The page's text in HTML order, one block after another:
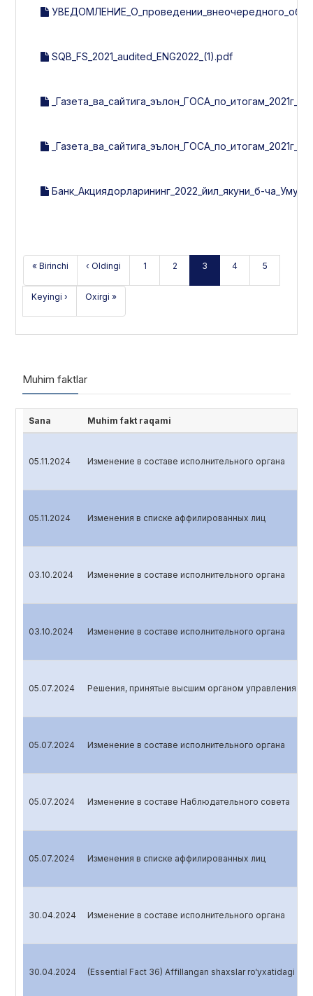
SQB_FS_2021_audited_ENG2022_(1).pdf
Банк_Акциядорларининг_2022_йил_якуни_б-
« Birinchi ‹ Oldingi 1 2 3 4 5
Keyingi › Oxirgi »
Muhim faktlar
Sana Muhim fakt raqami
05.11.2024 Изменение в составе исполнительного органа
05.11.2024 Изменения в списке аффилированных лиц
03.10.2024 Изменение в составе исполнительного органа
03.10.2024 Изменение в составе исполнительного органа
05.07.2024 Решения, принятые высшим органом управления
05.07.2024 Изменение в составе исполнительного органа
05.07.2024 Изменение в составе Наблюдательного совета
05.07.2024 Изменения в списке аффилированных лиц
30.04.2024 Изменение в составе исполнительного органа
30.04.2024 (Essential Fact 36) Affillangan shaxslar ro‘yxatidagi